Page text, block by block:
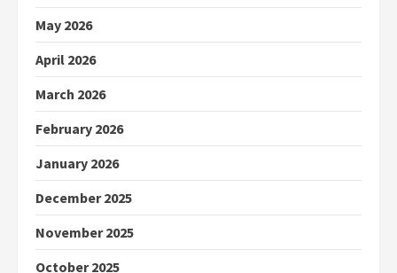
May 2026
April 2026
March 2026
February 2026
January 2026
December 2025
November 2025
October 2025